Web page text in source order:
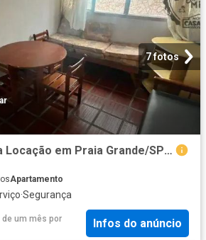
7 fotos
Apartamento para Locação em Praia Grande/SP Boqueirão 1 Quartos
Apartamento
·Segurança
um mês por
Infos do anúncio